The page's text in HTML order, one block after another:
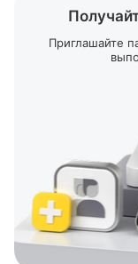
Приглашайте